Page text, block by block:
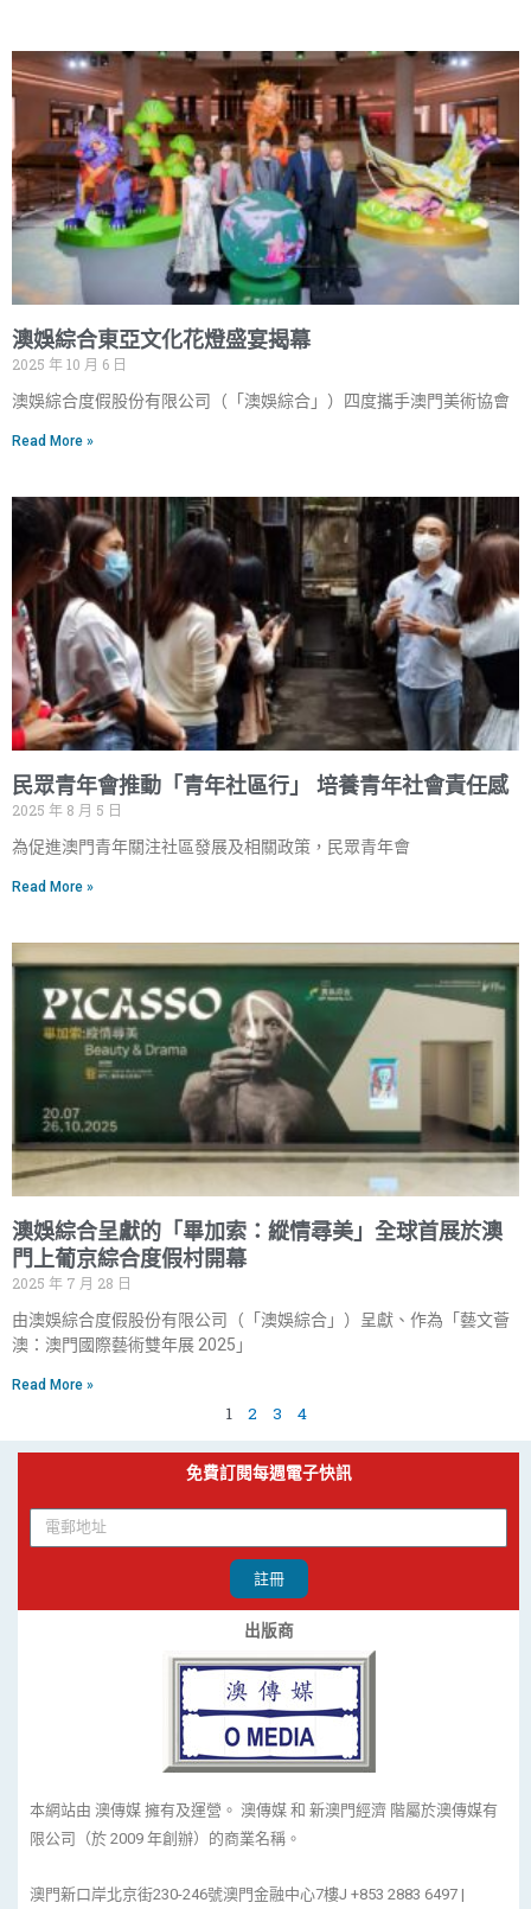
澳娛綜合東亞文化花燈盛宴揭幕
2025 年 10 月 6 日
澳娛綜合度假股份有限公司（「澳娛綜合」）四度攜手澳門美術協會
Read More »
民眾青年會推動「青年社區行」 培養青年社會責任感
2025 年 8 月 5 日
為促進澳門青年關注社區發展及相關政策，民眾青年會
Read More »
澳娛綜合呈獻的「畢加索：縱情尋美」全球首展於澳
門上葡京綜合度假村開幕
2025 年 7 月 28 日
由澳娛綜合度假股份有限公司（「澳娛綜合」）呈獻、作為「藝文薈
澳：澳門國際藝術雙年展 2025」
Read More »
1 2 3 4
免費訂閱每週電子快訊
註冊
出版商
本網站由 澳傳媒 擁有及運營。 澳傳媒 和 新澳門經濟 階屬於澳傳媒有
限公司（於 2009 年創辦）的商業名稱。
澳門新口岸北京街230-246號澳門金融中心7樓J +853 2883 6497 |